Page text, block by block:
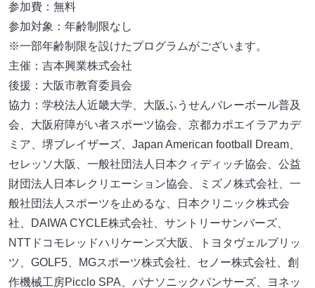
参加費：無料
参加対象：年齢制限なし
※一部年齢制限を設けたプログラムがございます。
主催：吉本興業株式会社
後援：大阪市教育委員会
協力：学校法人近畿大学、大阪ふうせんバレーボール普及
会、大阪府障がい者スポーツ協会、京都カポエイラアカデ
ミア、堺ブレイザーズ、Japan American football Dream、
セレッソ大阪、一般社団法人日本クィディッチ協会、公益
財団法人日本レクリエーション協会、ミズノ株式会社、一
般社団法人スポーツを止めるな、日本クリニック株式会
社、DAIWA CYCLE株式会社、サントリーサンバーズ、
NTTドコモレッドハリケーンズ大阪、トヨタヴェルブリッ
ツ、GOLF5、MGスポーツ株式会社、セノー株式会社、創
作機械工房Picclo SPA、パナソニックパンサーズ、ヨネッ